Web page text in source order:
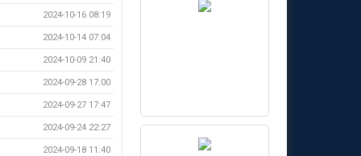
2024-10-16 08:19
2024-10-14 07:04
2024-10-09 21:40
2024-09-28 17:00
2024-09-27 17:47
2024-09-24 22:27
2024-09-18 11:40